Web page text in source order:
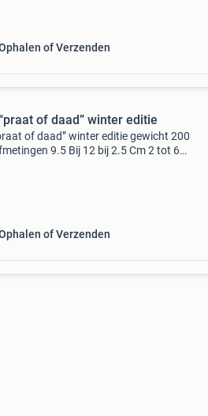
of Verzenden
of daad” winter editie
of daad” winter editie gewicht 200
9.5 Bij 12 bij 2.5 Cm 2 tot 6
of Verzenden